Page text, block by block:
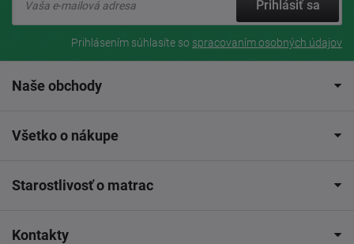
Prihlásiť sa
Prihlásením súhlasíte so spracovaním osobných údajov
Naše obchody
Všetko o nákupe
Starostlivosť o matrac
Kontakty